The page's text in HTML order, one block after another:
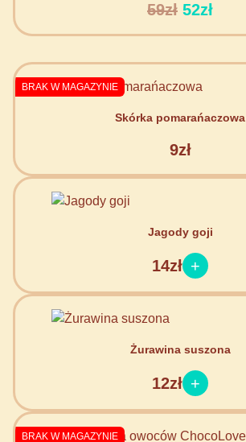
59zł 52zł
BRAK W MAGAZYNIE
Skórka pomarańaczowa
9zł
Jagody goji
14zł
Żurawina suszona
12zł
BRAK W MAGAZYNIE